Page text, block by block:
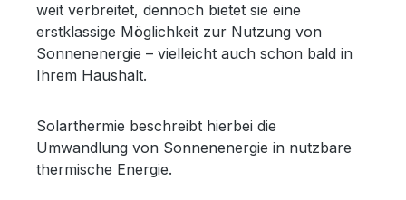
weit verbreitet, dennoch bietet sie eine
erstklassige Möglichkeit zur Nutzung von
Sonnenenergie – vielleicht auch schon bald in
Ihrem Haushalt.
Solarthermie beschreibt hierbei die
Umwandlung von Sonnenenergie in nutzbare
thermische Energie.